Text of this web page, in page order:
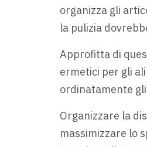
organizza gli
la pulizia
Approfitta di
ermetici per gli
ordinatamente
Organizzare la
massimizzare lo